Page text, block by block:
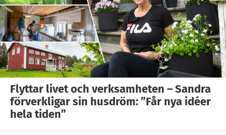
Flyttar livet och verksamheten – Sandra
förverkligar sin husdröm: ”Får nya idéer
hela tiden”